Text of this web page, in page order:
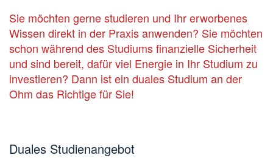
Sie möchten gerne studieren und Ihr erworbenes
Wissen direkt in der Praxis anwenden? Sie möchten
schon während des Studiums finanzielle Sicherheit
und sind bereit, dafür viel Energie in Ihr Studium zu
investieren? Dann ist ein duales Studium an der
Ohm das Richtige für Sie!
Duales Studienangebot